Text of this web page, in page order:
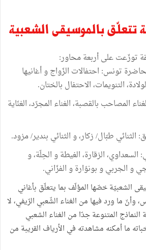
تتعلّق بالموسيقى الشعبية
توزّعت على أربعة محاور:
بحاضرة تونس: احتفالات الزّواج و أغانيها
التنويمات، الاحتفال بالختان.
المصاحب بالقصبة، الغناء المجرّد، الغنّاية
الثنائي طبّال/ زكار، و الثنائي بندير/ مزود.
الزقارة، الغيطة و الحِلّة، و
و الجربي و بونوّارة و الفزّاني.
الشعبيّة خصّها المؤلّف بما يتعلّق بأغاني
ما ورد فيها من الغناء الشّعبي الرّيفي، لا
المتنوعة جدّا من الغناء الشعبي
ما أمكنه مشاهدته في الأرياف القريبة من